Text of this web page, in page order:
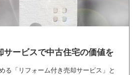
サービスで中古住宅の価値を
る「リフォーム付き売却サービス」と